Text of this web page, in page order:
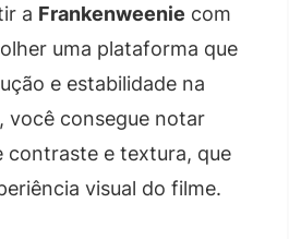
a Frankenweenie com
uma plataforma que
e estabilidade na
você consegue notar
contraste e textura, que
visual do filme.